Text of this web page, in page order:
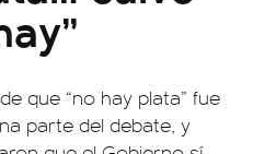
que “no hay plata” fue
parte del debate, y